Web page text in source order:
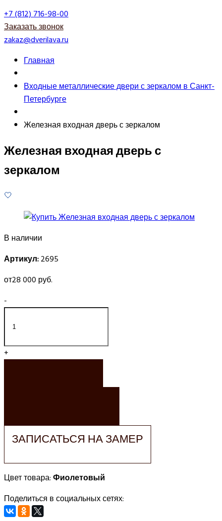
+7 (812) 716-98-00
Заказать звонок
zakaz@dverilava.ru
Главная
Входные металлические двери с зеркалом в Санкт-
Петербурге
Железная входная дверь с зеркалом
Железная входная дверь с
зеркалом
В наличии
Артикул:2695
от28 000 руб.
-
+
ЗАПИСАТЬСЯ НА ЗАМЕР
Цвет товара:Фиолетовый
Поделиться в социальных сетях: